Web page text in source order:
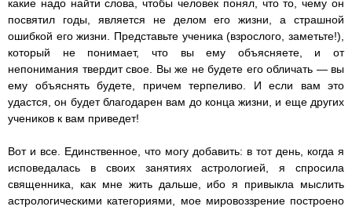
какие надо найти слова, чтобы человек понял, что то, чему он
посвятил годы, является не делом его жизни, а страшной
ошибкой его жизни. Представьте ученика (взрослого, заметьте!),
который не понимает, что вы ему объясняете, и от
непонимания твердит свое. Вы же не будете его обличать — вы
ему объяснять будете, причем терпеливо. И если вам это
удастся, он будет благодарен вам до конца жизни, и еще других
учеников к вам приведет!
Вот и все. Единственное, что могу добавить: в тот день, когда я
исповедалась в своих занятиях астрологией, я спросила
священника, как мне жить дальше, ибо я привыкла мыслить
астрологическими категориями, мое мировоззрение построено